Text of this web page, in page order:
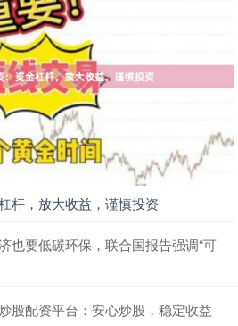
杆，放大收益，谨慎投资
也要低碳环保，联合国报告强调“可
股配资平台：安心炒股，稳定收益